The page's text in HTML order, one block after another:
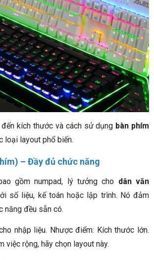
kích thước và cách sử dụng bàn phím
loại layout phổ biến.
– Đầy đủ chức năng
gồm numpad, lý tưởng cho dân văn
số liệu, kế toán hoặc lập trình. Nó đảm
năng đều sẵn có.
nhập liệu. Nhược điểm: Kích thước lớn.
việc rộng, hãy chọn layout này.